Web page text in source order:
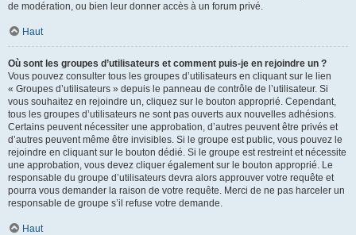
de modération, ou bien leur donner accès à un forum privé.
Haut
Où sont les groupes d’utilisateurs et comment puis-je en rejoindre un ?
Vous pouvez consulter tous les groupes d’utilisateurs en cliquant sur le lien
« Groupes d’utilisateurs » depuis le panneau de contrôle de l’utilisateur. Si
vous souhaitez en rejoindre un, cliquez sur le bouton approprié. Cependant,
tous les groupes d’utilisateurs ne sont pas ouverts aux nouvelles adhésions.
Certains peuvent nécessiter une approbation, d’autres peuvent être privés et
d’autres peuvent même être invisibles. Si le groupe est public, vous pouvez le
rejoindre en cliquant sur le bouton dédié. Si le groupe est restreint et nécessite
une approbation, vous devez cliquer également sur le bouton approprié. Le
responsable du groupe d’utilisateurs devra alors approuver votre requête et
pourra vous demander la raison de votre requête. Merci de ne pas harceler un
responsable de groupe s’il refuse votre demande.
Haut